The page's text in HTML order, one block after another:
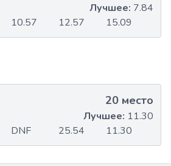
10.57 12.57 15.09
Лучшее: 7.84
20 место
DNF 25.54 11.30
Лучшее: 11.30